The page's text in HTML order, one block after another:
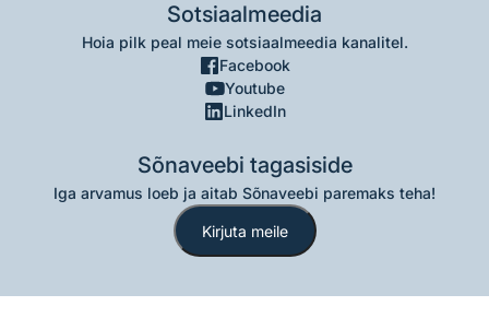
Sotsiaalmeedia
Hoia pilk peal meie sotsiaalmeedia kanalitel.
Facebook
Youtube
LinkedIn
Sõnaveebi tagasiside
Iga arvamus loeb ja aitab Sõnaveebi paremaks teha!
Kirjuta meile